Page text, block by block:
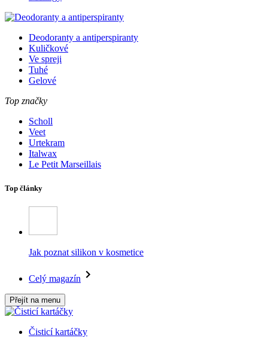
Deodoranty a antiperspiranty
Kuličkové
Ve spreji
Tuhé
Gelové
Top značky
Scholl
Veet
Urtekram
Italwax
Le Petit Marseillais
Top články
Jak poznat silikon v kosmetice
Celý magazín
Přejít na menu
Čisticí kartáčky